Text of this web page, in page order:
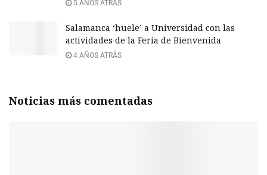
5 AÑOS ATRÁS
Salamanca ‘huele’ a Universidad con las
actividades de la Feria de Bienvenida
4 AÑOS ATRÁS
Noticias más comentadas